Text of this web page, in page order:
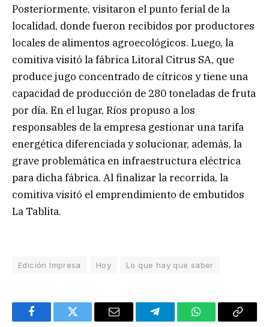
Posteriormente, visitaron el punto ferial de la
localidad, donde fueron recibidos por productores
locales de alimentos agroecológicos. Luego, la
comitiva visitó la fábrica Litoral Citrus SA, que
produce jugo concentrado de cítricos y tiene una
capacidad de producción de 280 toneladas de fruta
por día. En el lugar, Ríos propuso a los
responsables de la empresa gestionar una tarifa
energética diferenciada y solucionar, además, la
grave problemática en infraestructura eléctrica
para dicha fábrica. Al finalizar la recorrida, la
comitiva visitó el emprendimiento de embutidos
La Tablita.
Edición Impresa Hoy Lo que hay que saber
FacebookTwitter Email TelegramWhatsAppCopy